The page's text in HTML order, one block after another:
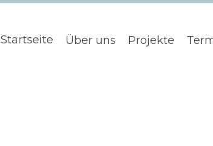
Startseite Über uns Projekte